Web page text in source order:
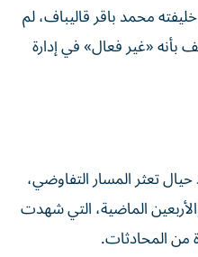
محمد باقر قاليباف، لم
«غير فعال» في إدارة
تعثر المسار التفاوضي،
الماضية، التي شهدت
المحادثات.